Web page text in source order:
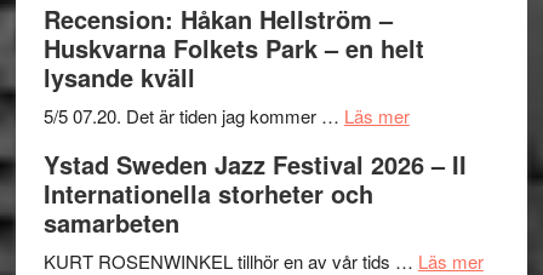
Recension: Håkan Hellström –
Huskvarna Folkets Park – en helt
lysande kväll
5/5 07.20. Det är tiden jag kommer … Läs merom
Håkan
Huskvarna
Ystad Sweden Jazz Festival 2026 – II
Internationella storheter och
samarbeten
KURT ROSENWINKEL tillhör en av vår tids … Läs merom